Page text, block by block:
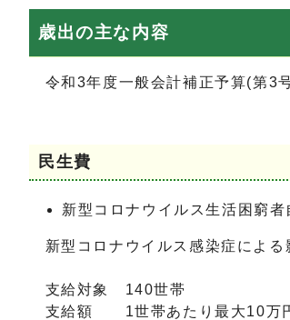
歳出の主な内容
令和3年度一般会計補正予算(第3
民生費
新型コロナウイルス生活困窮
新型コロナウイルス感染症による
支給対象 140世帯
支給額 1世帯あたり最大10万